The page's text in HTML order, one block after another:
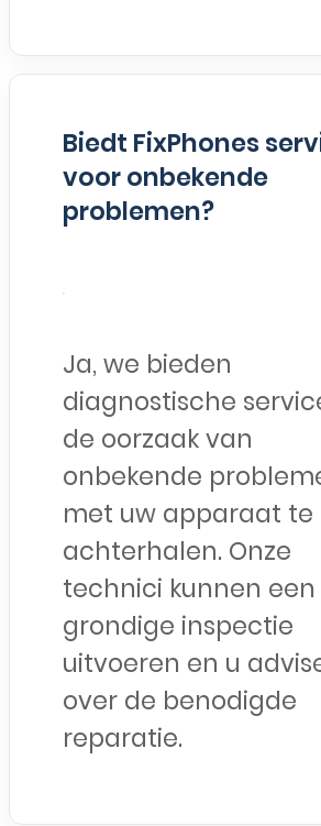
Biedt FixPhones
voor onbekende
problemen?
Ja, we bieden
diagnostische
de oorzaak van
onbekende
met uw apparaat te
achterhalen. Onze
technici kunnen een
grondige inspectie
uitvoeren en u
over de benodigde
reparatie.